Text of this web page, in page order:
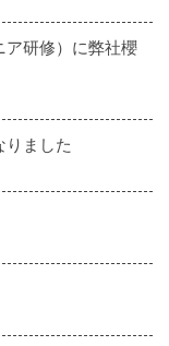
研修）に弊社櫻
ました